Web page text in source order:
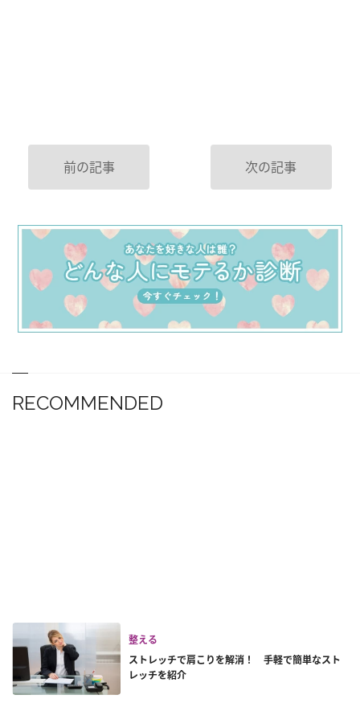
前の記事 次の記事
RECOMMENDED
整える
ストレッチで肩こりを解消！ 手軽で簡単なスト
レッチを紹介